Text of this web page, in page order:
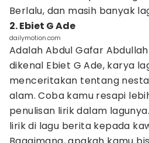
Berlalu, dan masih banyak
2. Ebiet G Ade
dailymotion.com
Adalah Abdul Gafar
dikenal Ebiet G Ade, karya
menceritakan tentang
alam. Coba kamu resapi
penulisan lirik dalam
lirik di lagu berita kepada